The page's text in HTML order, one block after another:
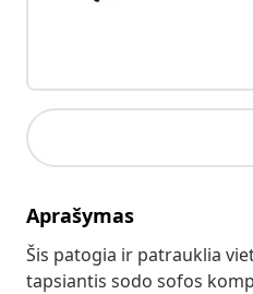
Aprašymas
Šis patogia ir patrauklia
tapsiantis sodo sofos